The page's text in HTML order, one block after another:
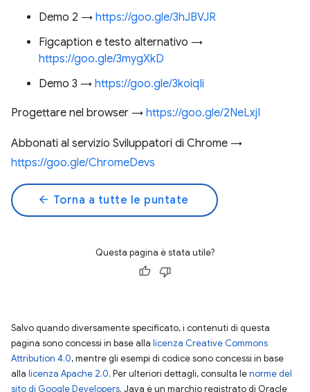
Demo 2 → https://goo.gle/3hJBVJR
Figcaption e testo alternativo →
https://goo.gle/3mygXkD
Demo 3 → https://goo.gle/3koiqIi
Progettare nel browser → https://goo.gle/2NeLxjI
Abbonati al servizio Sviluppatori di Chrome →
https://goo.gle/ChromeDevs
arrow_back Torna a tutte le puntate
Questa pagina è stata utile?
Salvo quando diversamente specificato, i contenuti di questa
pagina sono concessi in base alla licenza Creative Commons
Attribution 4.0, mentre gli esempi di codice sono concessi in base
alla licenza Apache 2.0. Per ulteriori dettagli, consulta lenorme del
sito di Google Developers. Java è un marchio registrato di Oracle